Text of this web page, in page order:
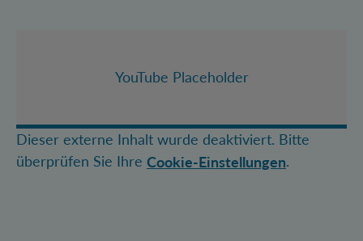
YouTube Placeholder
Dieser externe Inhalt wurde deaktiviert. Bitte
überprüfen Sie Ihre Cookie-Einstellungen.